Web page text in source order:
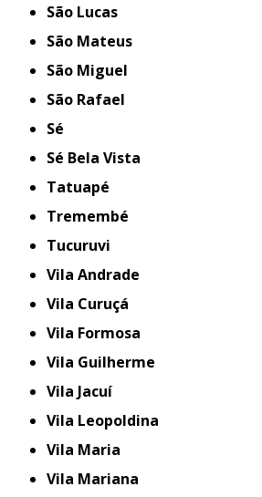
São Lucas
São Mateus
São Miguel
São Rafael
Sé
Sé Bela Vista
Tatuapé
Tremembé
Tucuruvi
Vila Andrade
Vila Curuçá
Vila Formosa
Vila Guilherme
Vila Jacuí
Vila Leopoldina
Vila Maria
Vila Mariana